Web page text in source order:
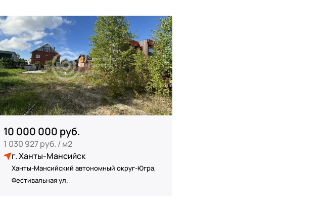
10 000 000 руб.
1 030 927 руб. / м2
г. Ханты-Мансийск
Ханты-Мансийский автономный округ-Югра,
Фестивальная ул.